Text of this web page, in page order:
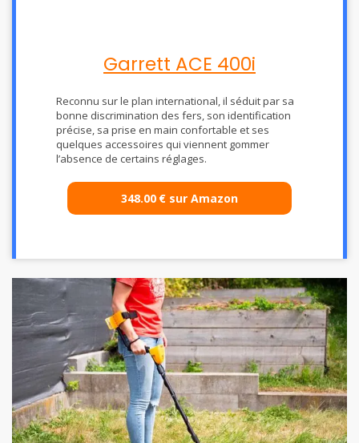
Garrett ACE 400i
Reconnu sur le plan international, il séduit par sa
bonne discrimination des fers, son identification
précise, sa prise en main confortable et ses
quelques accessoires qui viennent gommer
l’absence de certains réglages.
348.00 € sur Amazon